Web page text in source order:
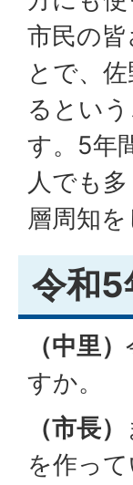
市民の
とで、
るとい
す。5年
人でも
層周知
令和5
（中里）
すか。
（市長）
を作っ